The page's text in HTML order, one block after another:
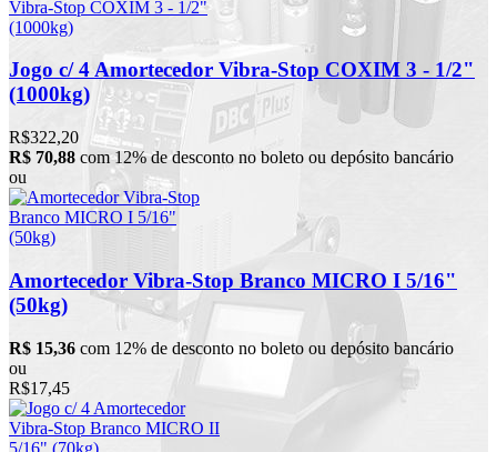
Jogo c/ 4 Amortecedor Vibra-Stop COXIM 3 - 1/2"
(1000kg)
R$322,20
R$ 70,88 com 12% de desconto no boleto ou depósito bancário
ou
Amortecedor Vibra-Stop Branco MICRO I 5/16"
(50kg)
R$ 15,36 com 12% de desconto no boleto ou depósito bancário
ou
R$17,45